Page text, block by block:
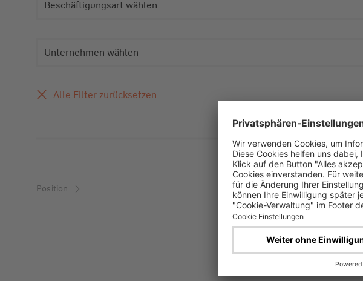
Beschäftigungsart wählen
Unternehmen wählen
Alle Filter zurücksetzen
Position Unternehmen